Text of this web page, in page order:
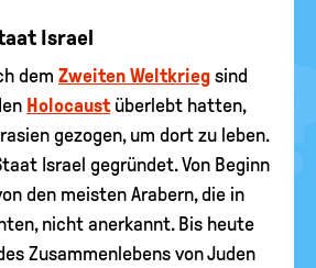
Israel
dem Zweiten Weltkrieg sind
Holocaustüberlebt hatten,
gezogen, um dort zu leben.
Israel gegründet. Von Beginn
den meisten Arabern, die in
nicht anerkannt. Bis heute
Zusammenlebens von Juden